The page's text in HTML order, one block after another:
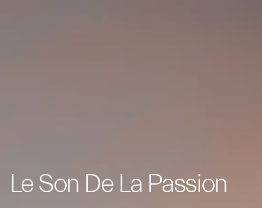
Le Son De La Passion